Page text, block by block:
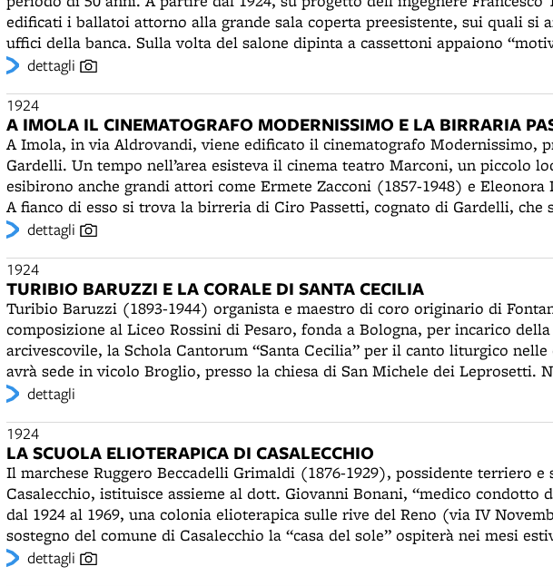
edificati i ballatoi attorno alla grande sala coperta preesistente, sui quali si
uffici della banca. Sulla volta del salone dipinta a cassettoni appaiono
vegetali, alternati a clipei” con simboli allegorici legati al tema
spazio due sale sotterranee voltate in calcestruzzo armato, attribuite
Collamarini (1863-1928), con decorazioni in stile pompeiano di ascendenza
dettagli
1924
A IMOLA IL CINEMATOGRAFO MODERNISSIMO E LA BIRRARIA
A Imola, in via Aldrovandi, viene edificato il cinematografo Modernissimo,
Gardelli. Un tempo nell’area esisteva il cinema teatro Marconi, un piccolo
esibirono anche grandi attori come Ermete Zacconi (1857-1948) e Eleonora
A fianco di esso si trova la birreria di Ciro Passetti, cognato di Gardelli, che
Trenta, un frequentato luogo di ritrovo estivo della borghesia imolese. Qui
ritrovati resti archeologici, che saranno consegnati ai Musei civici. Tra essi
Bona Dea e un cippo dedicato ai Fauni. Nella corte, utilizzata nei mesi estivi
cinema all’aperto (Arena Giardino), dal 2003 saranno effettuati nuovi scavi
della città romana di Forum Cornelii.
dettagli
1924
TURIBIO BARUZZI E LA CORALE DI SANTA CECILIA
Turibio Baruzzi (1893-1944) organista e maestro di coro originario di
composizione al Liceo Rossini di Pesaro, fonda a Bologna, per incarico
arcivescovile, la Schola Cantorum “Santa Cecilia” per il canto liturgico nelle
avrà sede in vicolo Broglio, presso la chiesa di San Michele dei Leprosetti.
occasione del IX Congresso Eucaristico Nazionale, Baruzzi dirigerà allo
Circolo della Cultura presenterà l'operetta per bambini Pino e Lalla, su
nel 1927 sarà tra i fondatori a Imola, assieme al maestro Francesco Balilla
del Gruppo Folkloristico Canterini e Danzerini Romagnoli, istituzione
Spallicci (1886-1973) e dal maestro Cesare Martuzzi (1885-1960) con
tramandare gli aspetti principali della civiltà romagnola, utilizzando la
alla guida del gruppo imolese fino al 1944, anno della sua morte, ottenendo
successi di pubblico e numerose vittorie nei corcorsi canori. Oltre che guida
dettagli
1924
LA SCUOLA ELIOTERAPICA DI CASALECCHIO
Il marchese Ruggero Beccadelli Grimaldi (1876-1929), possidente terriero e
Casalecchio, istituisce assieme al dott. Giovanni Bonani, “medico condotto
dal 1924 al 1969, una colonia elioterapica sulle rive del Reno (via IV
sostegno del comune di Casalecchio la “casa del sole” ospiterà nei mesi
di debole costituzione e bisognosi di cure. Costituirà un presidio per la
dettagli